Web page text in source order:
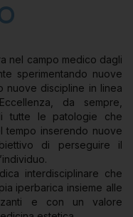
nel campo medico dagli
sperimentando nuove
nuove discipline in linea
da sempre,
tutte le patologie che
tempo inserendo nuove
di perseguire il
interdisciplinare che
iperbarica insieme alle
e con un valore